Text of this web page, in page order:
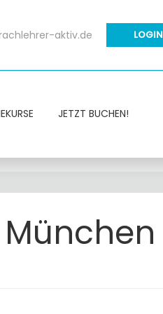
LOGIN
aktiv.de
JETZT BUCHEN!